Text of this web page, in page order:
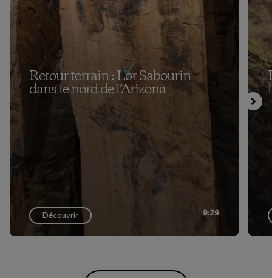
Retour terrain : Lor Sabourin
dans le nord de l’Arizona
Découvrir 9:29